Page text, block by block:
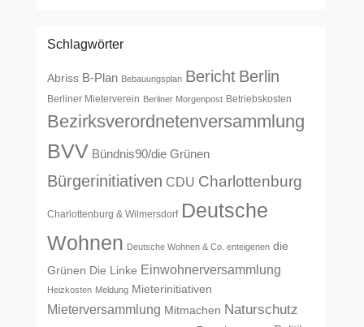
Schlagwörter
Abriss B-Plan Bebauungsplan Bericht Berlin
Berliner Mieterverein Berliner Morgenpost Betriebskosten
Bezirksverordnetenversammlung
BVV Bündnis90/die Grünen
Bürgerinitiativen CDU Charlottenburg
Charlottenburg & Wilmersdorf Deutsche
Wohnen Deutsche Wohnen & Co. enteigenen die
Grünen Die Linke Einwohnerversammlung
Heizkosten Meldung Mieterinitiativen
Mieterversammlung Mitmachen Naturschutz